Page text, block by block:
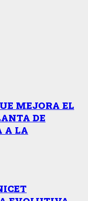
MEJORA EL
DE
A LA